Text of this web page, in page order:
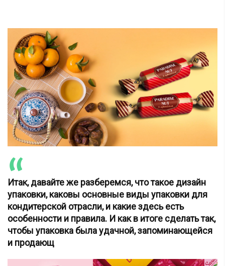
Итак, давайте же разберемся, что такое дизайн
упаковки, каковы основные виды упаковки для
кондитерской отрасли, и какие здесь есть
особенности и правила. И как в итоге сделать так,
чтобы упаковка была удачной, запоминающейся
и продающ